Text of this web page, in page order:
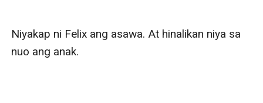
Niyakap ni Felix ang asawa. At hinalikan niya sa
nuo ang anak.